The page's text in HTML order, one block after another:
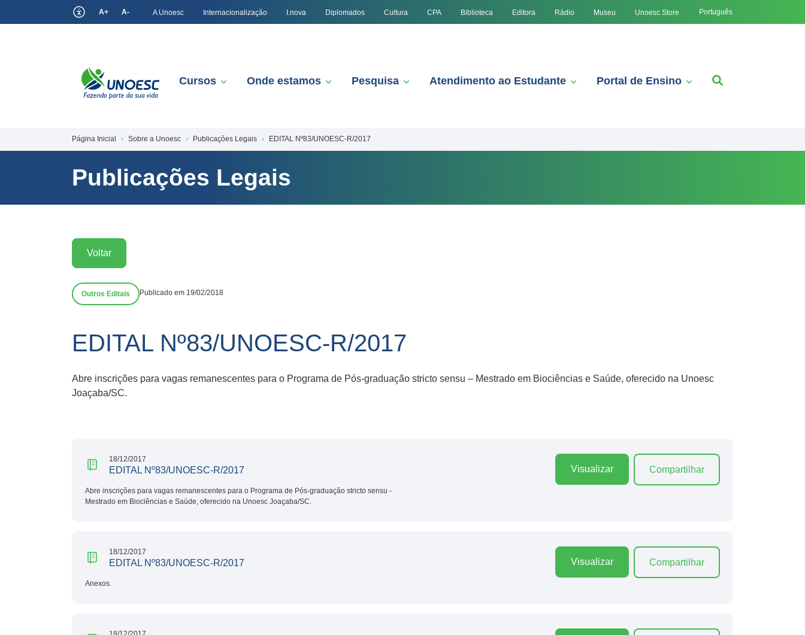
A+ A- A Unoesc Internacionalização I.nova Diplomados Cultura CPA Biblioteca Editora Rádio Museu Unoesc Store Português
Cursos Onde estamos Pesquisa Atendimento ao Estudante Portal de Ensino
Página Inicial Sobre a Unoesc Publicações Legais EDITAL Nº83/UNOESC-R/2017
Publicações Legais
Voltar
Outros Editais Publicado em 19/02/2018
EDITAL Nº83/UNOESC-R/2017
Abre inscrições para vagas remanescentes para o Programa de Pós-graduação stricto sensu – Mestrado em Biociências e Saúde, oferecido na Unoesc
Joaçaba/SC.
18/12/2017
EDITAL Nº83/UNOESC-R/2017
Abre inscrições para vagas remanescentes para o Programa de Pós-graduação stricto sensu -
Mestrado em Biociências e Saúde, oferecido na Unoesc Joaçaba/SC.
Visualizar Compartilhar
18/12/2017
EDITAL Nº83/UNOESC-R/2017
Anexos.
Visualizar Compartilhar